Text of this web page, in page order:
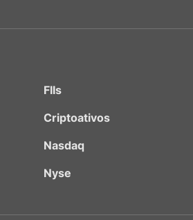
FIIs
Criptoativos
Nasdaq
Nyse